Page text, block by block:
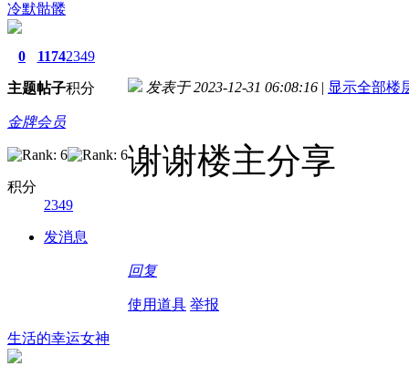
冷默骷髅
0
主题
1174
帖子
2349
积分
金牌会员
积分
2349
发消息
发表于 2023-12-31 06:08:16 | 显示全部楼
谢谢楼主分享
回复
使用道具 举报
生活的幸运女神